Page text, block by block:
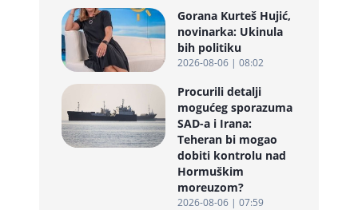
Gorana Kurteš Hujić,
novinarka: Ukinula
bih politiku
2026-08-06 | 08:02
Procurili detalji
mogućeg sporazuma
SAD-a i Irana:
Teheran bi mogao
dobiti kontrolu nad
Hormuškim
moreuzom?
2026-08-06 | 07:59